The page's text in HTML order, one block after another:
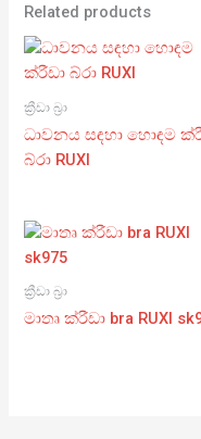
Related products
ක්‍රීඩා බ්‍රා
ධාවනය සඳහා හොඳම
බ්රා RUXI
ක්‍රීඩා බ්‍රා
මාතෘ ක්රීඩා bra RUXI